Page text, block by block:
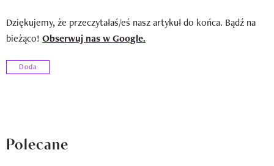
Dziękujemy, że przeczytałaś/eś nasz artykuł do końca. Bądź na
bieżąco! Obserwuj nas w Google.
Doda
Polecane